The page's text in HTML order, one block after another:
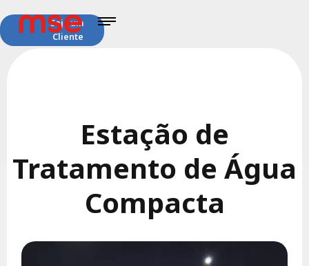
Seja um
Cliente
Estação de
Tratamento de Água
Compacta